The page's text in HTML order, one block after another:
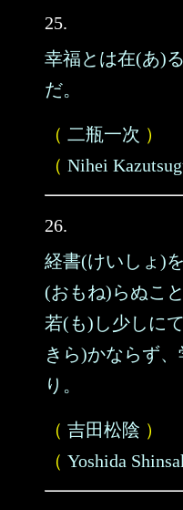
25.
幸福とは在(あ)
だ。
（ 二瓶一次 ）
（ Nihei
26.
経書(けいしょ)
(おもね)らぬこ
若(も)し少しに
きら)かならず
り。
（ 吉田松陰 ）
（ Yoshida